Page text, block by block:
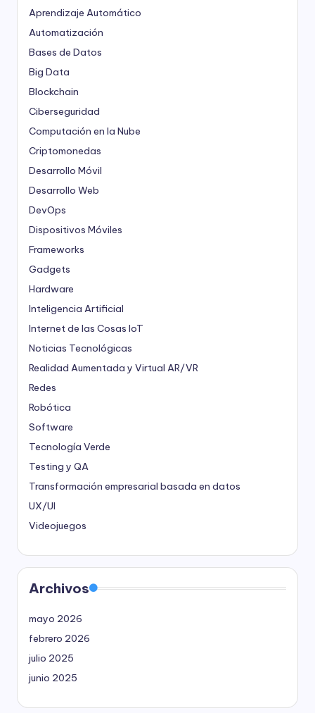
Aprendizaje Automático
Automatización
Bases de Datos
Big Data
Blockchain
Ciberseguridad
Computación en la Nube
Criptomonedas
Desarrollo Móvil
Desarrollo Web
DevOps
Dispositivos Móviles
Frameworks
Gadgets
Hardware
Inteligencia Artificial
Internet de las Cosas IoT
Noticias Tecnológicas
Realidad Aumentada y Virtual AR/VR
Redes
Robótica
Software
Tecnología Verde
Testing y QA
Transformación empresarial basada en datos
UX/UI
Videojuegos
Archivos
mayo 2026
febrero 2026
julio 2025
junio 2025